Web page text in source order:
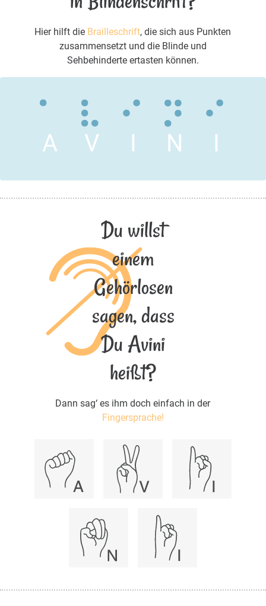
Hier hilft die Brailleschrift, die sich aus Punkten
zusammensetzt und die Blinde und
Sehbehinderte ertasten können.
A V I N I
Du willst
einem
Gehörlosen
sagen, dass
Du Avini
heißt?
Dann sag‘ es ihm doch einfach in der
Fingersprache!